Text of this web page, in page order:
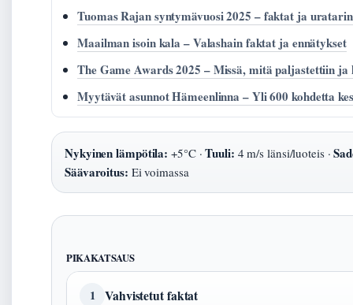
Tuomas Rajan syntymävuosi 2025 – faktat ja
Maailman isoin kala – Valashain faktat ja ennätykset
The Game Awards 2025 – Missä, mitä paljastettiin
Myytävät asunnot Hämeenlinna – Yli 600 kohdetta
Nykyinen lämpötila: +5°C ·Tuuli: 4 m/s länsi/luoteis ·
Säävaroitus: Ei voimassa
PIKAKATSAUS
1 Vahvistetut faktat